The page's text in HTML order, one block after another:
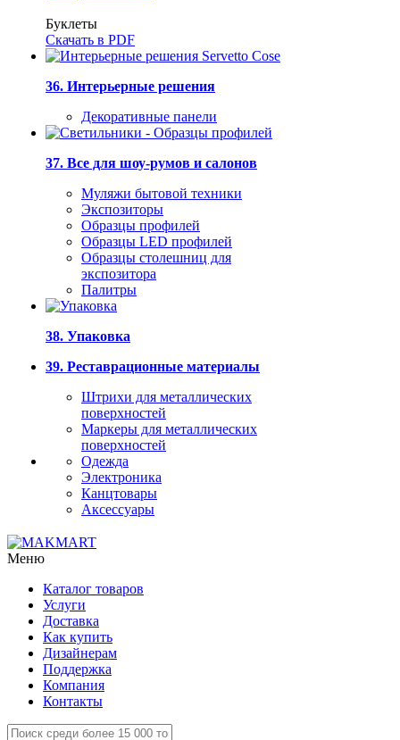
Буклеты
Скачать в PDF
36. Интерьерные решения
Декоративные панели
37. Все для шоу-румов и салонов
Муляжи бытовой техники
Экспозиторы
Образцы профилей
Образцы LED профилей
Образцы столешниц для
экспозитора
Палитры
38. Упаковка
39. Реставрационные материалы
Штрихи для металлических
поверхностей
Маркеры для металлических
поверхностей
Одежда
Электроника
Канцтовары
Аксессуары
Меню
Каталог товаров
Услуги
Доставка
Как купить
Дизайнерам
Поддержка
Компания
Контакты